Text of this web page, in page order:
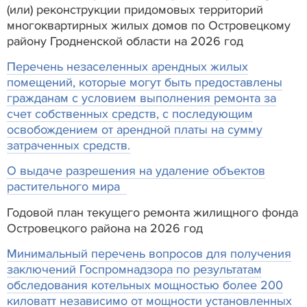
(или) реконструкции придомовых территорий
многоквартирных жилых домов по Островецкому
району Гродненской области на 2026 год
Перечень незаселенных арендных жилых
помещений, которые могут быть предоставлены
гражданам с условием выполнения ремонта за
счет собственных средств, с последующим
освобождением от арендной платы на сумму
затраченных средств.
О выдаче разрешения на удаление объектов
растительного мира
Годовой план текущего ремонта жилищного фонда
Островецкого района на 2026 год
Минимальный перечень вопросов для получения
заключений Госпромнадзора по результатам
обследования котельных мощностью более 200
киловатт независимо от мощности установленных